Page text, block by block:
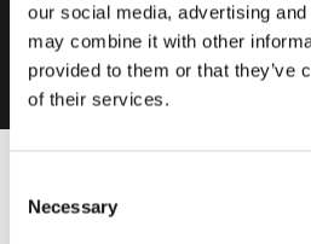
our social media, advertising
may combine it with other
provided to them or that they’ve
of their services.
Selection
Necessary
Motorkleding heren